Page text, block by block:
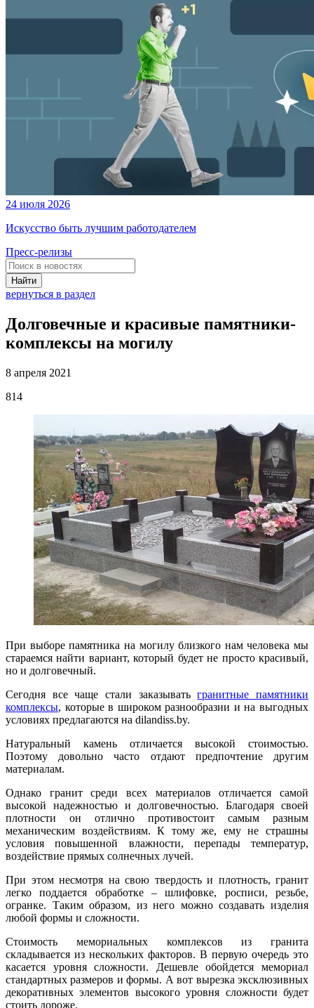
24 июля 2026
Искусство быть лучшим работодателем
Пресс-релизы
Найти
вернуться в раздел
Долговечные и красивые памятники-
комплексы на могилу
8 апреля 2021
814
При выборе памятника на могилу близкого нам человека мы
стараемся найти вариант, который будет не просто красивый,
но и долговечный.
Сегодня все чаще стали заказыватьгранитные памятники
комплексы, которые в широком разнообразии и на выгодных
условиях предлагаются на dilandiss.by.
Натуральный камень отличается высокой стоимостью.
Поэтому довольно часто отдают предпочтение другим
материалам.
Однако гранит среди всех материалов отличается самой
высокой надежностью и долговечностью. Благодаря своей
плотности он отлично противостоит самым разным
механическим воздействиям. К тому же, ему не страшны
условия повышенной влажности, перепады температур,
воздействие прямых солнечных лучей.
При этом несмотря на свою твердость и плотность, гранит
легко поддается обработке – шлифовке, росписи, резьбе,
огранке. Таким образом, из него можно создавать изделия
любой формы и сложности.
Стоимость мемориальных комплексов из гранита
складывается из нескольких факторов. В первую очередь это
касается уровня сложности. Дешевле обойдется мемориал
стандартных размеров и формы. А вот вырезка эксклюзивных
декоративных элементов высокого уровня сложности будет
стоить дороже.